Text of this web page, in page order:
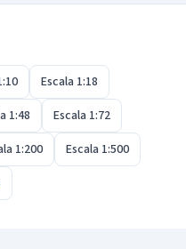
Escala 1:18
1:48
Escala 1:72
1:200
Escala 1:500